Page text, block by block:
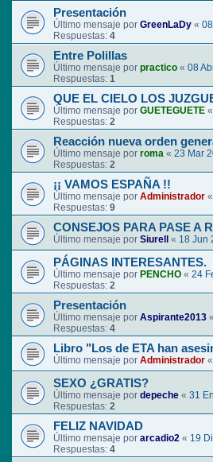
Presentación
Último mensaje por GreenLaDy «
Respuestas: 4
Entre Polillas
Último mensaje por practico « 08
Respuestas: 1
QUE EL CIELO LOS
Último mensaje por GUETEGUETE «
Respuestas: 2
Reacción nueva orden
Último mensaje por roma « 23 Mar
Respuestas: 2
¡¡ VAMOS ESPAÑA !!
Último mensaje por Administrador «
Respuestas: 9
CONSEJOS PARA PASE A
Último mensaje por Siurell « 18 Jun
PÁGINAS INTERESANTES.
Último mensaje por PENCHO « 24
Respuestas: 2
Presentación
Último mensaje por Aspirante2013 «
Respuestas: 4
Libro "Los de ETA han
Último mensaje por Administrador «
SEXO ¿GRATIS?
Último mensaje por depeche « 31
Respuestas: 2
FELIZ NAVIDAD
Último mensaje por arcadio2 « 19
Respuestas: 4